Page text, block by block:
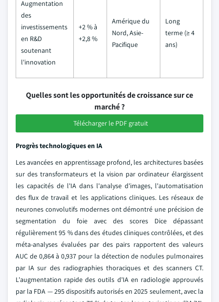
Augmentation
des
investissements
en R&D
soutenant
l'innovation
+2 % à
+2,8 %
Amérique du
Nord, Asie-
Pacifique
Long
terme (≥ 4
ans)
Quelles sont les opportunités de croissance sur ce
marché ?
Télécharger le PDF gratuit
Progrès technologiques en IA
Les avancées en apprentissage profond, les architectures basées
sur des transformateurs et la vision par ordinateur élargissent
les capacités de l'IA dans l'analyse d'images, l'automatisation
des flux de travail et les applications cliniques. Les réseaux de
neurones convolutifs modernes ont démontré une précision de
segmentation du foie avec des scores Dice dépassant
régulièrement 95 % dans des études cliniques contrôlées, et des
méta-analyses évaluées par des pairs rapportent des valeurs
AUC de 0,864 à 0,937 pour la détection de nodules pulmonaires
par IA sur des radiographies thoraciques et des scanners CT.
L'augmentation rapide des outils d'IA en radiologie approuvés
par la FDA — 295 dispositifs autorisés en 2025 seulement, avec la